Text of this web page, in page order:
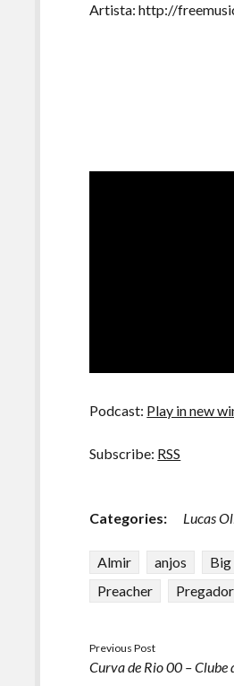
Artista: http://
Podcast: Play in new
Subscribe: RSS
Categories: Lucas
Almir anjos
Preacher
Pregador
Previous Post
Curva de Rio 00 – Clube